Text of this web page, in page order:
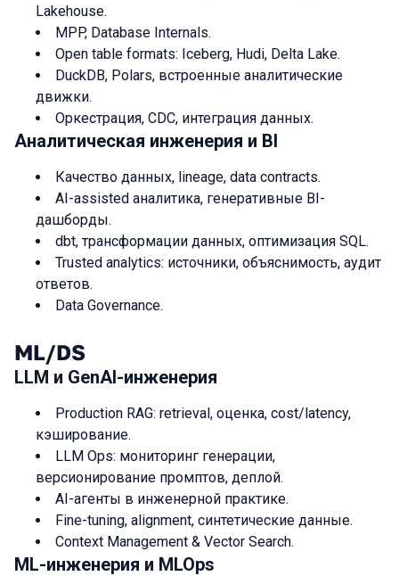
Lakehouse.
MPP, Database Internals.
Open table formats: Iceberg, Hudi, Delta Lake.
DuckDB, Polars, встроенные аналитические
движки.
Оркестрация, CDC, интеграция данных.
Аналитическая инженерия и BI
Качество данных, lineage, data contracts.
AI-assisted аналитика, генеративные BI-
дашборды.
dbt, трансформации данных, оптимизация SQL.
Trusted analytics: источники, объяснимость, аудит
ответов.
Data Governance.
ML/DS
LLM и GenAI-инженерия
Production RAG: retrieval, оценка, cost/latency,
кэширование.
LLM Ops: мониторинг генерации,
версионирование промптов, деплой.
AI-агенты в инженерной практике.
Fine-tuning, alignment, синтетические данные.
Context Management & Vector Search.
ML-инженерия и MLOps